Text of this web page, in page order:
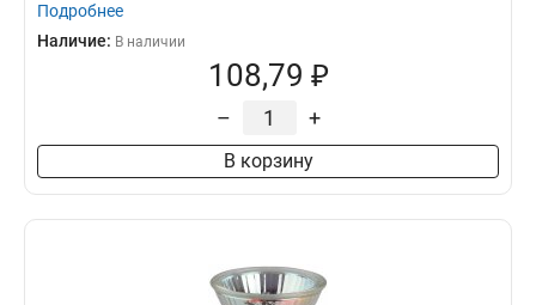
Подробнее
Наличие: В наличии
108,79 ₽
– +
В корзину